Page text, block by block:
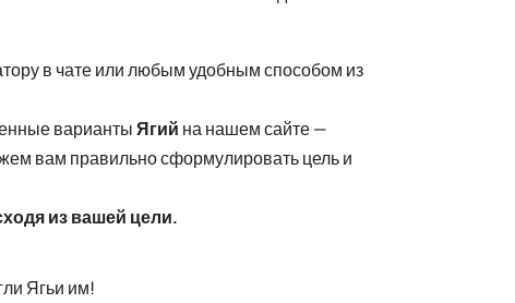
в чате или любым удобным способом из
вариантыЯгий на нашем сайте —
вам правильно сформулировать цель и
из вашей цели.
Ягьи им!